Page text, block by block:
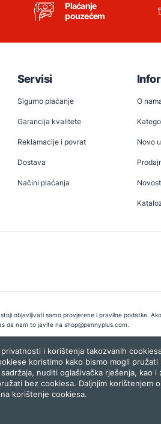
Plaćanje
pouzećem
Servisi
Sigurno plaćanje
Garancija kvalitete
Reklamacije i povrat
Dostava
Načini plaćanja
O
Novo
objavljivati samo provjerene i pravilne podatke.
da nam to javite na shop@pennyplus.com.
Sarajevo.Dizajn i programiranje:Lampa.ba
i korištenja takozvanih
koristimo kako bismo mogli pružati
nuditi oglašivačka rješenja, kao i
bez cookiesa. Daljnjim korištenjem
korištenje cookiesa.